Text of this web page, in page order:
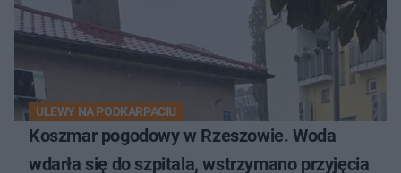
ULEWY NA PODKARPACIU
Koszmar pogodowy w Rzeszowie. Woda
wdarła się do szpitala, wstrzymano przyjęcia